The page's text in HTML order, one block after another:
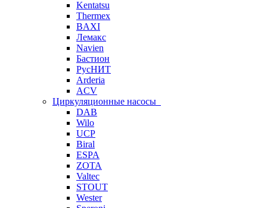
Kentatsu
Thermex
BAXI
Лемакс
Navien
Бастион
РусНИТ
Arderia
ACV
Циркуляционные насосы
DAB
Wilo
UCP
Biral
ESPA
ZOTA
Valtec
STOUT
Wester